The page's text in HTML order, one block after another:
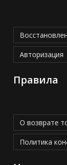
Авторизация
Правила
О возврате
Политика